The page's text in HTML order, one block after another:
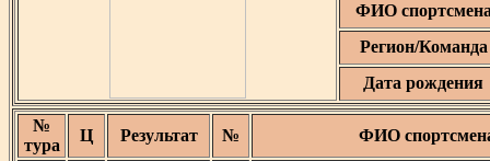
ФИО
Регион/Команда
Дата рождения
№
тура
Ц Результат №
ФИО